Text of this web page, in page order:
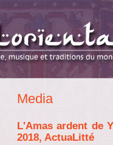
Media
L'Amas ardent de Yamen Manai reçoit le Prix Lorientales
2018, ActuaLitté